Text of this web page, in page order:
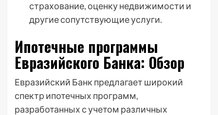
страхование, оценку недвижимости и
другие сопутствующие услуги.
Ипотечные программы
Евразийского Банка: Обзор
Евразийский Банк предлагает широкий
спектр ипотечных программ,
разработанных с учетом различных